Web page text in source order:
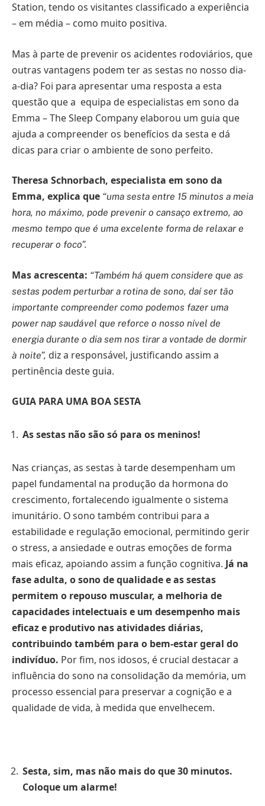
Station, tendo os visitantes classificado a experiência
– em média – como muito positiva.
Mas à parte de prevenir os acidentes rodoviários, que
outras vantagens podem ter as sestas no nosso dia-
a-dia? Foi para apresentar uma resposta a esta
questão que a equipa de especialistas em sono da
Emma – The Sleep Company elaborou um guia que
ajuda a compreender os benefícios da sesta e dá
dicas para criar o ambiente de sono perfeito.
Theresa Schnorbach, especialista em sono da
Emma, explica que “uma sesta entre 15 minutos a meia
hora, no máximo, pode prevenir o cansaço extremo, ao
mesmo tempo que é uma excelente forma de relaxar e
recuperar o foco”.
Mas acrescenta: “Também há quem considere que as
sestas podem perturbar a rotina de sono, daí ser tão
importante compreender como podemos fazer uma
power nap saudável que reforce o nosso nível de
energia durante o dia sem nos tirar a vontade de dormir
à noite”, diz a responsável, justificando assim a
pertinência deste guia.
GUIA PARA UMA BOA SESTA
As sestas não são só para os meninos!
Nas crianças, as sestas à tarde desempenham um
papel fundamental na produção da hormona do
crescimento, fortalecendo igualmente o sistema
imunitário. O sono também contribui para a
estabilidade e regulação emocional, permitindo gerir
o stress, a ansiedade e outras emoções de forma
mais eficaz, apoiando assim a função cognitiva. Já na
fase adulta, o sono de qualidade e as sestas
permitem o repouso muscular, a melhoria de
capacidades intelectuais e um desempenho mais
eficaz e produtivo nas atividades diárias,
contribuindo também para o bem-estar geral do
indivíduo. Por fim, nos idosos, é crucial destacar a
influência do sono na consolidação da memória, um
processo essencial para preservar a cognição e a
qualidade de vida, à medida que envelhecem.
Sesta, sim, mas não mais do que 30 minutos.
Coloque um alarme!